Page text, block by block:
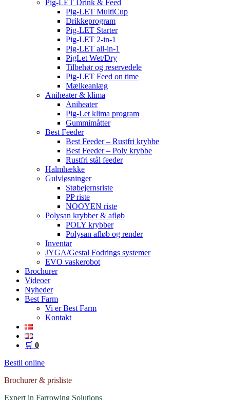
Pig-LET Drink & Feed
Pig-LET MultiCup
Drikkeprogram
Pig-LET Starter
Pig-LET 2-in-1
Pig-LET all-in-1
PigLet Wet/Dry
Tilbehør og reservedele
Pig-LET Feed on time
Mælkeanlæg
Aniheater & klima
Aniheater
Pig-Let klima program
Gummimåtter
Best Feeder
Best Feeder – Rustfri krybbe
Best Feeder – Poly krybbe
Rustfri stål feeder
Halmhække
Gulvløsninger
Støbejernsriste
PP riste
NOOYEN riste
Polysan krybber & afløb
POLY krybber
Polysan afløb og render
Inventar
JYGA/Gestal Fodrings systemer
EVO vaskerobot
Brochurer
Videoer
Nyheder
Best Farm
Vi er Best Farm
Kontakt
🛒 0
Bestil online
Brochurer & prisliste
Expert in Farrowing Solutions